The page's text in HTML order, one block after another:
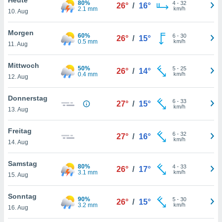
oder
Partner
es uns
das
der
Profil zu
Ihnen
finden
. Sie
jederzeit
Rand
10. Aug
80%
2.1 mm
26° / 16° 4- 32
km/h
Morgen
11. Aug
60%
0.5 mm
26° / 15° 6- 30
km/h
Mittwoch
12. Aug
50%
0.4 mm
26° / 14° 5- 25
km/h
Donnerstag
13. Aug
27° / 15° 6- 33
km/h
Freitag
14. Aug
27° / 16° 6- 32
km/h
Samstag
15. Aug
80%
3.1 mm
26° / 17° 4- 33
km/h
Sonntag
16. Aug
90%
3.2 mm
26° / 15° 5- 30
km/h